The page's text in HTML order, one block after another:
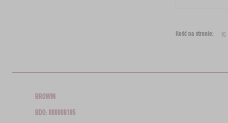
Ilość na stronie:
BROWIN
BDO: 000008185